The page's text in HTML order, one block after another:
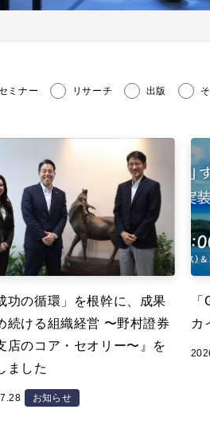
ミナー リサーチ 出版
功の循環」を根幹に、成果
続ける組織経営 〜野村證券
店のコア・セオリー〜』を
ました
お知らせ
カ